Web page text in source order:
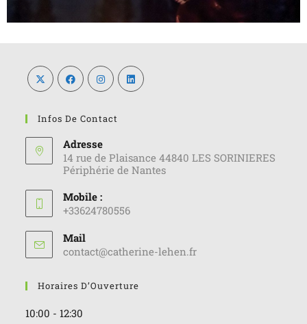
Infos De Contact
Adresse
14 rue de Plaisance 44840 LES SORINIERES
Périphérie de Nantes
Mobile :
+33624780556
Mail
contact@catherine-lehen.fr
Horaires D’Ouverture
10:00 - 12:30